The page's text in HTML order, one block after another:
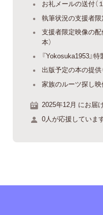
お礼メールの送付（
執筆状況の支援者限
支援者限定映像の配
本）
『Yokosuka1953』特
出版予定の本の提供
家族のルーツ探し映
2025年12月 にお届
0人が応援しています